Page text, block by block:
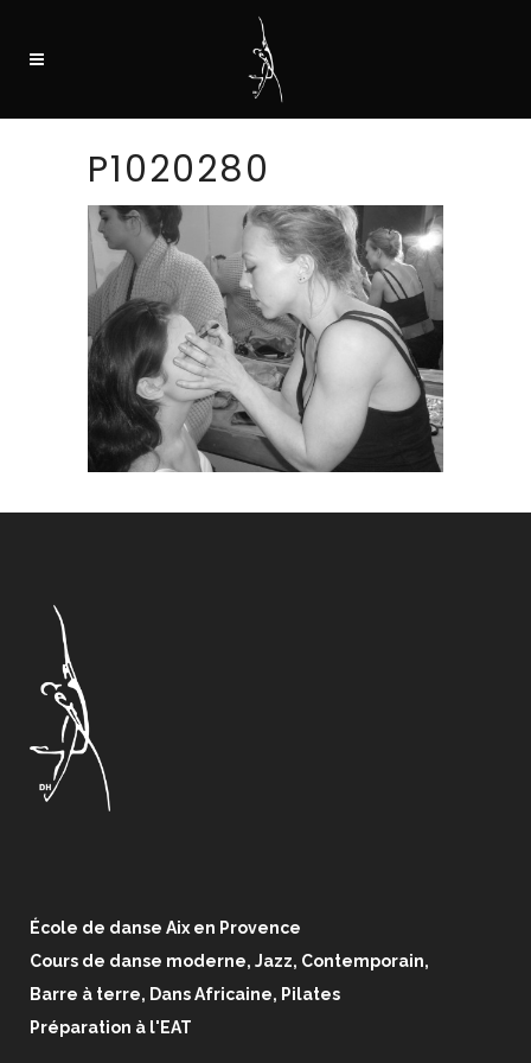
P1020280
École de danse Aix en Provence
Cours de danse moderne, Jazz, Contemporain,
Barre à terre, Dans Africaine, Pilates
Préparation à l'EAT